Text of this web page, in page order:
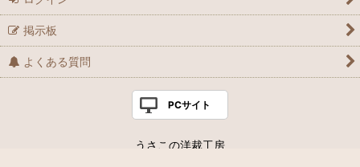
掲示板
よくある質問
PCサイト
うさこの洋裁工房